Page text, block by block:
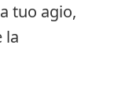
tuo agio,
la